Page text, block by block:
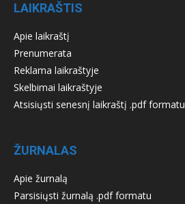
LAIKRAŠTIS
Apie laikraštį
Prenumerata
Reklama laikraštyje
Skelbimai laikraštyje
Atsisiųsti senesnį laikraštį .pdf formatu
ŽURNALAS
Apie žurnalą
Parsisiųsti žurnalą .pdf formatu